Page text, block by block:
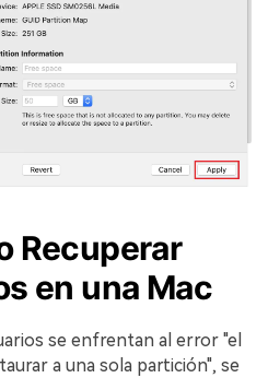
Recuperar
en una Mac󠀲󠀡󠀩󠀣󠀡󠀢󠀩󠀥󠀨󠀳
se enfrentan al error "el
a una sola partición", se